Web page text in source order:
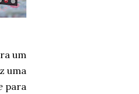
um
uma
para